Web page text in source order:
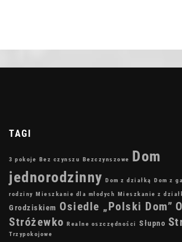
TAGI
3 pokoje Bez czynszu Bezczynszowe
Dom
jednorodzinny Dom z działką Dom z
rodziny Mieszkanie dla młodych Mieszkanie z
Grodziskiem Osiedle „Polski Dom”
Stróżewko Realne oszczędności Słupno
Trzypokojowe